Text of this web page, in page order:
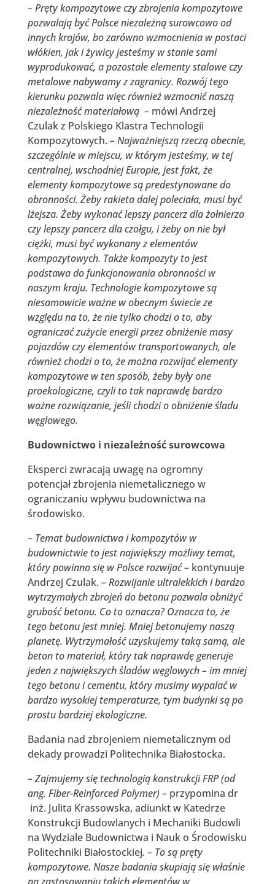
– Pręty kompozytowe czy zbrojenia kompozytowe
pozwalają być Polsce niezależną surowcowo od
innych krajów, bo zarówno wzmocnienia w postaci
włókien, jak i żywicy jesteśmy w stanie sami
wyprodukować, a pozostałe elementy stalowe czy
metalowe nabywamy z zagranicy. Rozwój tego
kierunku pozwala więc również wzmocnić naszą
niezależność materiałową – mówi Andrzej
Czulak z Polskiego Klastra Technologii
Kompozytowych. – Najważniejszą rzeczą obecnie,
szczególnie w miejscu, w którym jesteśmy, w tej
centralnej, wschodniej Europie, jest fakt, że
elementy kompozytowe są predestynowane do
obronności. Żeby rakieta dalej poleciała, musi być
lżejsza. Żeby wykonać lepszy pancerz dla żołnierza
czy lepszy pancerz dla czołgu, i żeby on nie był
ciężki, musi być wykonany z elementów
kompozytowych. Także kompozyty to jest
podstawa do funkcjonowania obronności w
naszym kraju. Technologie kompozytowe są
niesamowicie ważne w obecnym świecie ze
względu na to, że nie tylko chodzi o to, aby
ograniczać zużycie energii przez obniżenie masy
pojazdów czy elementów transportowanych, ale
również chodzi o to, że można rozwijać elementy
kompozytowe w ten sposób, żeby były one
proekologiczne, czyli to tak naprawdę bardzo
ważne rozwiązanie, jeśli chodzi o obniżenie śladu
węglowego.
Budownictwo i niezależność surowcowa
Eksperci zwracają uwagę na ogromny
potencjał zbrojenia niemetalicznego w
ograniczaniu wpływu budownictwa na
środowisko.
– Temat budownictwa i kompozytów w
budownictwie to jest największy możliwy temat,
który powinno się w Polsce rozwijać – kontynuuje
Andrzej Czulak. – Rozwijanie ultralekkich i bardzo
wytrzymałych zbrojeń do betonu pozwala obniżyć
grubość betonu. Co to oznacza? Oznacza to, że
tego betonu jest mniej. Mniej betonujemy naszą
planetę. Wytrzymałość uzyskujemy taką samą, ale
beton to materiał, który tak naprawdę generuje
jeden z największych śladów węglowych – im mniej
tego betonu i cementu, który musimy wypalać w
bardzo wysokiej temperaturze, tym budynki są po
prostu bardziej ekologiczne.
Badania nad zbrojeniem niemetalicznym od
dekady prowadzi Politechnika Białostocka.
– Zajmujemy się technologią konstrukcji FRP (od
ang. Fiber-Reinforced Polymer) – przypomina dr
inż. Julita Krassowska, adiunkt w Katedrze
Konstrukcji Budowlanych i Mechaniki Budowli
na Wydziale Budownictwa i Nauk o Środowisku
Politechniki Białostockiej. – To są pręty
kompozytowe. Nasze badania skupiają się właśnie